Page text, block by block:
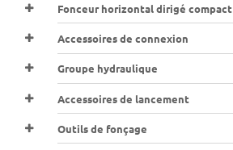
Fonceur horizontal dirigé compact
Accessoires de connexion
Groupe hydraulique
Accessoires de lancement
Outils de fonçage